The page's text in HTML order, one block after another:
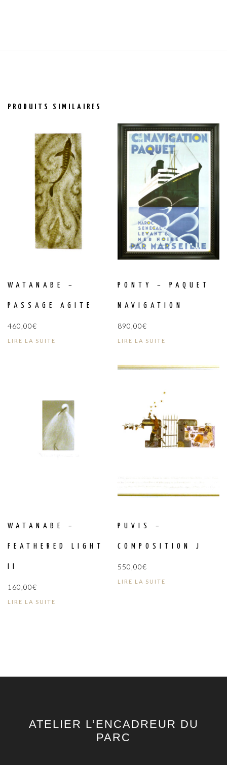
PRODUITS SIMILAIRES
WATANABE –
PASSAGE AGITE
460,00€
LIRE LA SUITE
PONTY – PAQUET
NAVIGATION
890,00€
LIRE LA SUITE
WATANABE –
FEATHERED LIGHT
160,00€
LIRE LA SUITE
PUVIS –
COMPOSITION J
550,00€
LIRE LA SUITE
ATELIER L’ENCADREUR DU
PARC